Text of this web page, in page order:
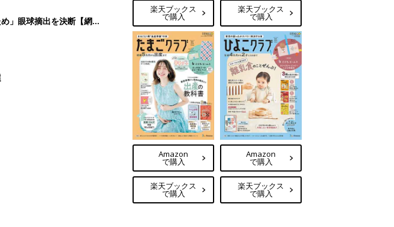
楽天ブックス
で購入
楽天ブックス
で購入
Amazon
で購入
楽天ブックス
で購入
Amazon
で購入
楽天ブックス
で購入